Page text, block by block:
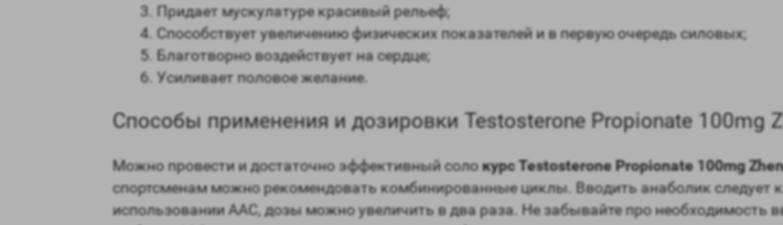
Придает мускулатуре красивый рельеф;
Способствует увеличению физических показателей и в первую очередь силовых;
Благотворно воздействует на сердце;
Усиливает половое желание.
Способы применения и дозировки Testosterone Propionate 100mg
Можно провести и достаточно эффективный солокурс Testosterone Propionate 100mg
спортсменам можно рекомендовать комбинированные циклы. Вводить анаболик следует
использовании ААС, дозы можно увеличить в два раза. Не забывайте про необходимость